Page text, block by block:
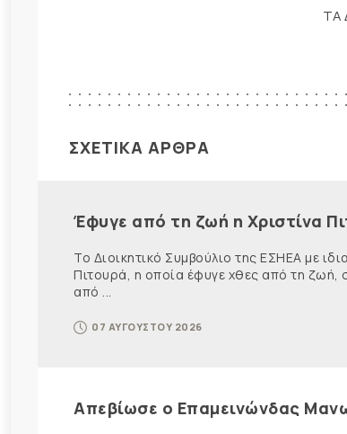
ΤΑ
ΣΧΕΤΙΚΑ ΑΡΘΡΑ
Έφυγε από τη ζωή η Χριστίνα
Το Διοικητικό Συμβούλιο της ΕΣΗΕΑ με
Πιτουρά, η οποία έφυγε χθες από τη ζωή,
από ...
07 ΑΥΓΟΥΣΤΟΥ 2026
Απεβίωσε ο Επαμεινώνδας